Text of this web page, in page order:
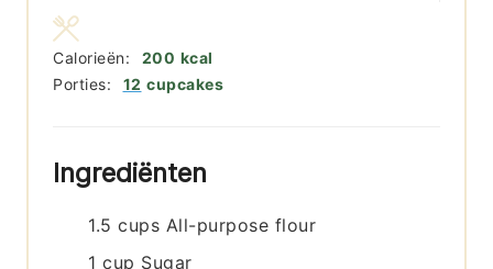
Porties: 12 cupcakes
Calorieën: 200 kcal
Ingrediënten
1.5 cups All-purpose flour
1 cup Sugar